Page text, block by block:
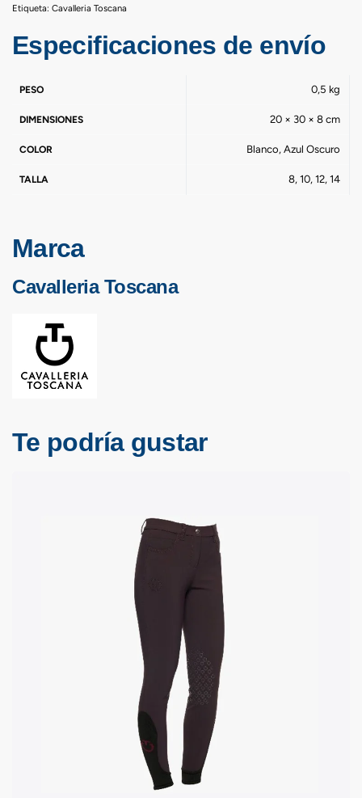
Etiqueta: Cavalleria Toscana
Especificaciones de envío
PESO 0,5 kg
DIMENSIONES 20 × 30 × 8 cm
COLOR Blanco, Azul Oscuro
TALLA 8, 10, 12, 14
Marca
Cavalleria Toscana
Te podría gustar